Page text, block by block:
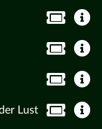
Lust